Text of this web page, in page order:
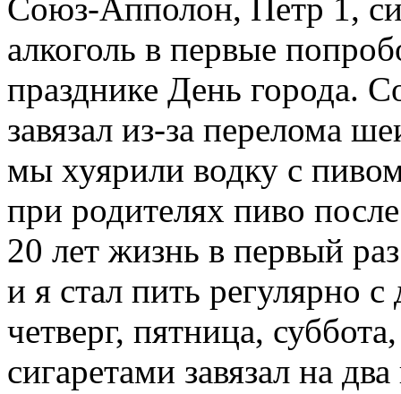
Союз-Апполон, Петр 1,
алкоголь в первые
празднике День города.
завязал из-за перелома
мы хуярили водку с
при родителях пиво
20 лет жизнь в первый
и я стал пить регулярно
четверг, пятница,
сигаретами завязал на